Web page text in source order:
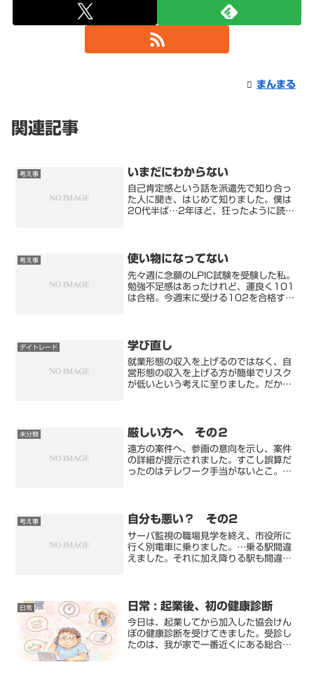
まんまる
関連記事
考え事 いまだにわからない
自己肯定感という話を派遣先で知り合っ
た人に聞き、はじめて知りました。僕は
20代半ば…2年ほど、狂ったように読書
図が多い、とっつき...
考え事 使い物になってない
先々週に念願のLPIC試験を受験した私。
勉強不足感はあったけれど、運良く101
は合格。今週末に受ける102を合格すれ
に努力し...
デイトレード 学び直し
就業形態の収入を上げるのではなく、自
営形態の収入を上げる方が簡単でリスク
が低いという考えに至りました。だか
ないと感じました。なぜなら...
未分類 厳しい方へ その２
遠方の案件へ、参画の意向を示し、案件
の詳細が提示されました。すこし誤算だ
ったのはテレワーク手当がないとこ。だ
ので文句はありません。初回...
考え事 自分も悪い？ その2
サーバ監視の職場見学を終え、市役所に
行く別電車に乗りました。…乗る駅間違
えました。それに加え降りる駅も間違
していることが発覚し、見過ご...
日常 日常 : 起業後、初の健康診断
今日は、起業してから加入した協会けん
ぽの健康診断を受けてきました。受診し
たのは、我が家で一番近くにある総合病